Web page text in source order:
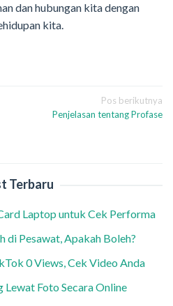
dan hubungan kita dengan
kita.
Pos berikutnya
Penjelasan tentang Profase
Terbaru
Laptop untuk Cek Performa
Pesawat, Apakah Boleh?
0 Views, Cek Video Anda
Foto Secara Online